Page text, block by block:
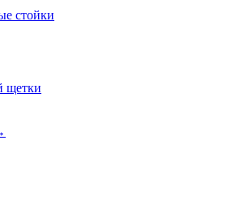
стойки
щетки